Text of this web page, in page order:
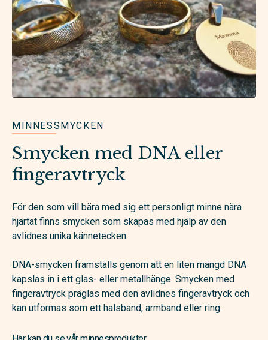
MINNESSMYCKEN
Smycken med DNA eller
fingeravtryck
För den som vill bära med sig ett personligt minne nära
hjärtat finns smycken som skapas med hjälp av den
avlidnes unika kännetecken.
DNA-smycken framställs genom att en liten mängd DNA
kapslas in i ett glas- eller metallhänge. Smycken med
fingeravtryck präglas med den avlidnes fingeravtryck och
kan utformas som ett halsband, armband eller ring.